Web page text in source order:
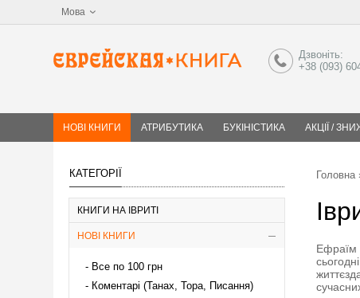
Мова
Дзвоніть:
+38 (093)
НОВІ КНИГИ АТРИБУТИКА БУКІНІСТИКА АКЦІЇ /
КАТЕГОРІЇ
КНИГИ НА ІВРИТІ
НОВІ КНИГИ
Все по 100 грн
Коментарі (Танах, Тора, Писання)
Головна
Ефраїм